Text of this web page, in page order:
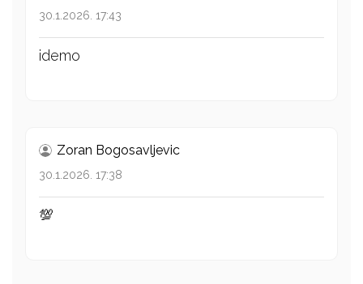
30.1.2026. 17:43
idemo
Zoran Bogosavljevic
30.1.2026. 17:38
💯